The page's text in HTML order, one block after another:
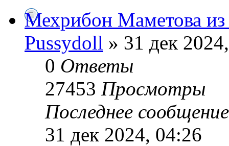
Мехрибон Маметова из
Pussydoll » 31 дек
0 Ответы
27453 Просмотры
Последнее
31 дек 2024, 04:26